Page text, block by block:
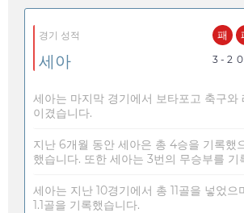
경기 성적
세아
패
3 - 2 0
세아는 마지막 경기에서 보타포고 축구와
이겼습니다.
지난 6개월 동안 세아은 총 4승을 기록했
했습니다. 또한 세아는 3번의 무승부를 기
세아는 지난 10경기에서 총 11골을 넣었
1.1골을 기록했습니다.